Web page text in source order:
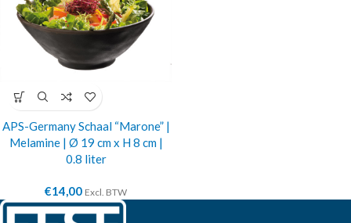
APS-Germany Schaal “Marone” |
Melamine | Ø 19 cm x H 8 cm |
0.8 liter
€14,00 Excl. BTW